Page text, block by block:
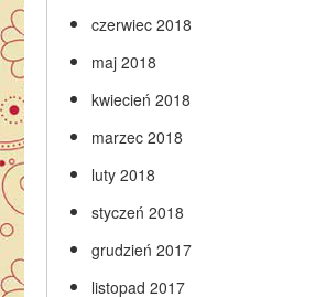
czerwiec 2018
maj 2018
kwiecień 2018
marzec 2018
luty 2018
styczeń 2018
grudzień 2017
listopad 2017